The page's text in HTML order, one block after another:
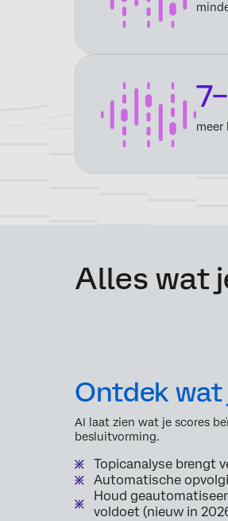
meer
Alles wat
Ontdek
AI laat zien wat je scores
besluitvorming.
Topicanalyse brengt
Automatische
Houd
voldoet (nieuw in